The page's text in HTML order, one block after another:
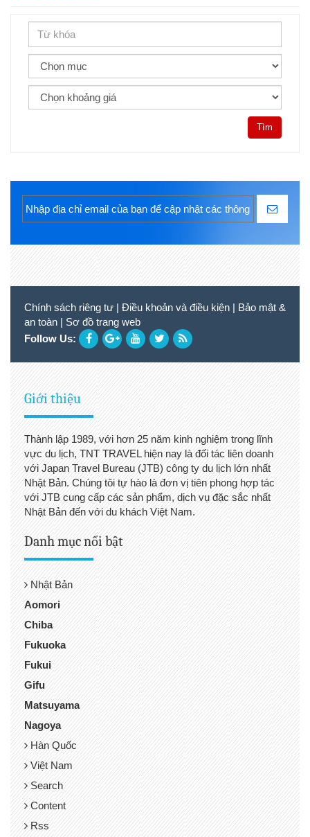
Chính sách riêng tư | Điều khoản và điều kiện | Bảo mật &
an toàn | Sơ đồ trang web
Follow Us:
Giới thiệu
Thành lập 1989, với hơn 25 năm kinh nghiệm trong lĩnh
vực du lịch, TNT TRAVEL hiện nay là đối tác liên doanh
với Japan Travel Bureau (JTB) công ty du lịch lớn nhất
Nhật Bản. Chúng tôi tự hào là đơn vị tiên phong hợp tác
với JTB cung cấp các sản phẩm, dịch vụ đặc sắc nhất
Nhật Bản đến với du khách Việt Nam.
Danh mục nổi bật
Nhật Bản
Aomori
Chiba
Fukuoka
Fukui
Gifu
Matsuyama
Nagoya
Hàn Quốc
Việt Nam
Search
Content
Rss